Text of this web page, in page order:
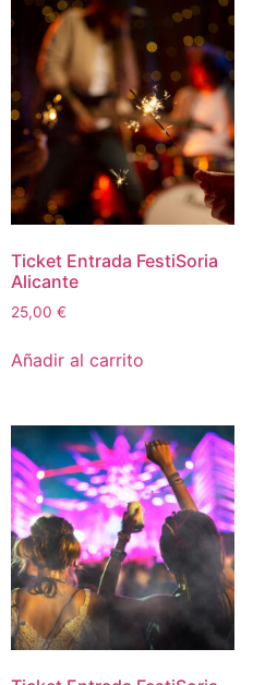
Ticket Entrada FestiSoria
Alicante
25,00 €
Añadir al carrito